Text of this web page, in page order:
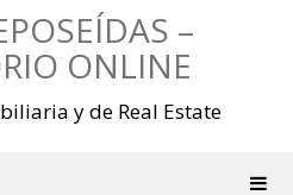
–
ONLINE
y de Real Estate